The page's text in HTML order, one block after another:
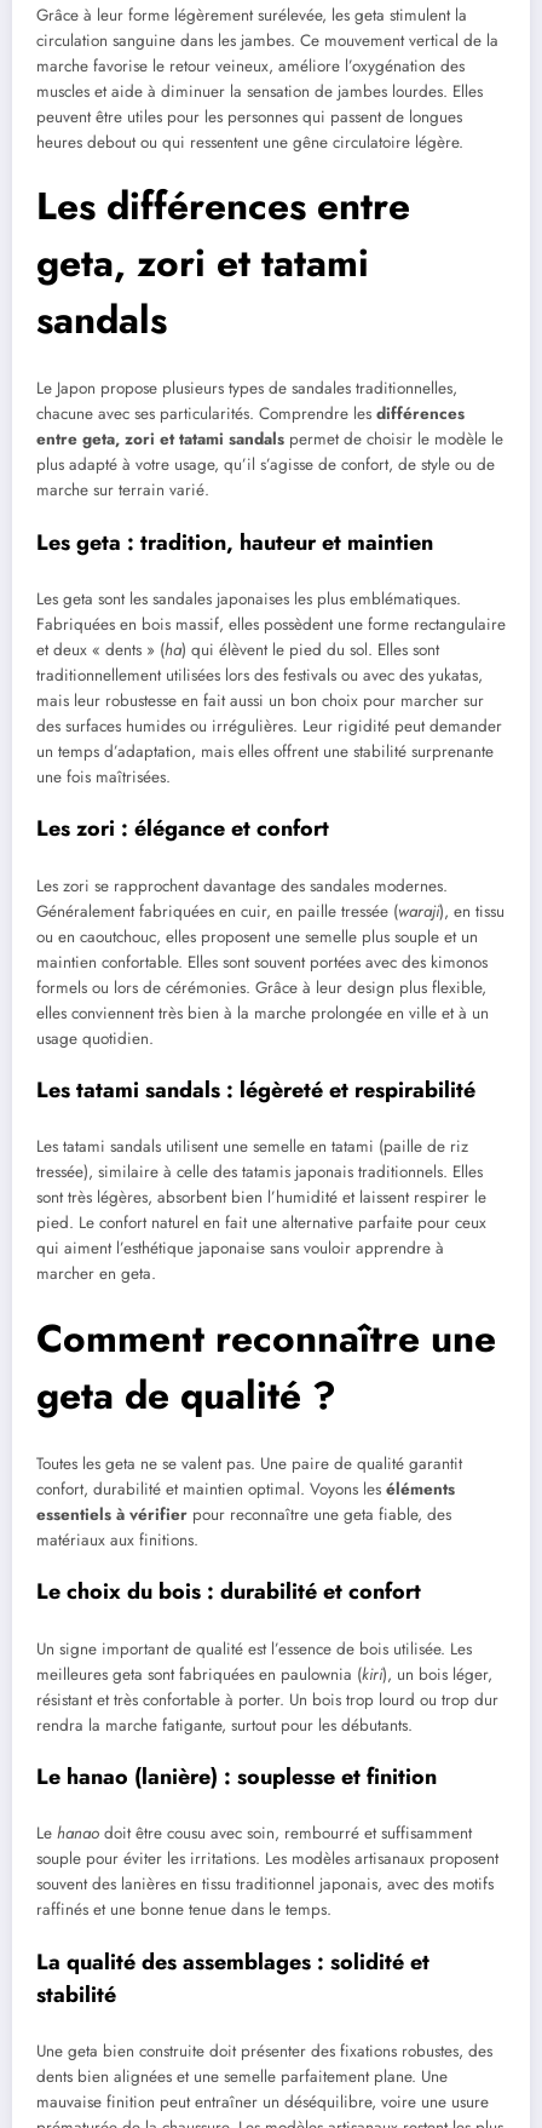
Grâce à leur forme légèrement surélevée, les geta stimulent la
circulation sanguine dans les jambes. Ce mouvement vertical de la
marche favorise le retour veineux, améliore l’oxygénation des
muscles et aide à diminuer la sensation de jambes lourdes. Elles
peuvent être utiles pour les personnes qui passent de longues
heures debout ou qui ressentent une gêne circulatoire légère.
Les différences entre
geta, zori et tatami
sandals
Le Japon propose plusieurs types de sandales traditionnelles,
chacune avec ses particularités. Comprendre les différences
entre geta, zori et tatami sandals permet de choisir le modèle le
plus adapté à votre usage, qu’il s’agisse de confort, de style ou de
marche sur terrain varié.
Les geta : tradition, hauteur et maintien
Les geta sont les sandales japonaises les plus emblématiques.
Fabriquées en bois massif, elles possèdent une forme rectangulaire
et deux « dents » (ha) qui élèvent le pied du sol. Elles sont
traditionnellement utilisées lors des festivals ou avec des yukatas,
mais leur robustesse en fait aussi un bon choix pour marcher sur
des surfaces humides ou irrégulières. Leur rigidité peut demander
un temps d’adaptation, mais elles offrent une stabilité surprenante
une fois maîtrisées.
Les zori : élégance et confort
Les zori se rapprochent davantage des sandales modernes.
Généralement fabriquées en cuir, en paille tressée (waraji), en tissu
ou en caoutchouc, elles proposent une semelle plus souple et un
maintien confortable. Elles sont souvent portées avec des kimonos
formels ou lors de cérémonies. Grâce à leur design plus flexible,
elles conviennent très bien à la marche prolongée en ville et à un
usage quotidien.
Les tatami sandals : légèreté et respirabilité
Les tatami sandals utilisent une semelle en tatami (paille de riz
tressée), similaire à celle des tatamis japonais traditionnels. Elles
sont très légères, absorbent bien l’humidité et laissent respirer le
pied. Le confort naturel en fait une alternative parfaite pour ceux
qui aiment l’esthétique japonaise sans vouloir apprendre à
marcher en geta.
Comment reconnaître une
geta de qualité ?
Toutes les geta ne se valent pas. Une paire de qualité garantit
confort, durabilité et maintien optimal. Voyons les éléments
essentiels à vérifier pour reconnaître une geta fiable, des
matériaux aux finitions.
Le choix du bois : durabilité et confort
Un signe important de qualité est l’essence de bois utilisée. Les
meilleures geta sont fabriquées en paulownia (kiri), un bois léger,
résistant et très confortable à porter. Un bois trop lourd ou trop dur
rendra la marche fatigante, surtout pour les débutants.
Le hanao (lanière) : souplesse et finition
Le hanao doit être cousu avec soin, rembourré et suffisamment
souple pour éviter les irritations. Les modèles artisanaux proposent
souvent des lanières en tissu traditionnel japonais, avec des motifs
raffinés et une bonne tenue dans le temps.
La qualité des assemblages : solidité et
stabilité
Une geta bien construite doit présenter des fixations robustes, des
dents bien alignées et une semelle parfaitement plane. Une
mauvaise finition peut entraîner un déséquilibre, voire une usure